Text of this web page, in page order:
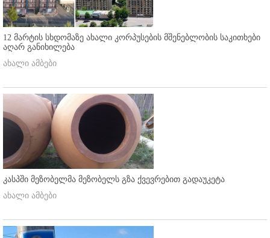
12 მარტის სხდომაზე ახალი კორპუსების მშენებლობის საკითხები
აღარ განიხილება
ახალი ამბები
კასპში მეზობელმა მეზობელს გზა ქვევრებით გადაუკეტა
ახალი ამბები